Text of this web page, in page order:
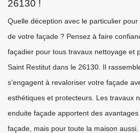
26130 !
Quelle déception avec le particulier
de votre façade ? Pensez à faire
façadier pour tous travaux nettoyage et
Saint Restitut dans le 26130. Il
s’engagent à revaloriser votre façade
esthétiques et protecteurs. Les travaux
enduite façade apportent des
façade, mais pour toute la maison